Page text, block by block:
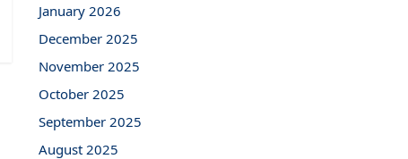
January 2026
December 2025
November 2025
October 2025
September 2025
August 2025